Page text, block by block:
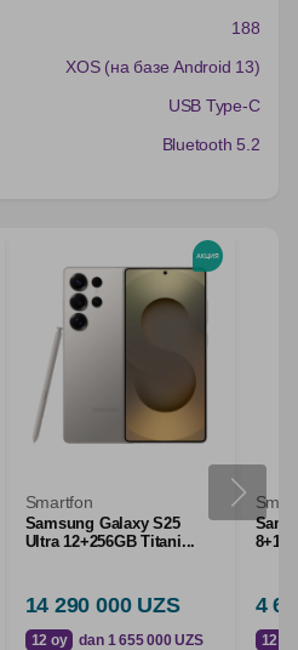
188
XOS (на базе Android 13)
USB Type-C
Bluetooth 5.2
Smartfon
Samsung Galaxy S25
Ultra 12+256GB Titani...
14 290 000 UZS
12 oy dan 1 655 000 UZS
4
12 oy